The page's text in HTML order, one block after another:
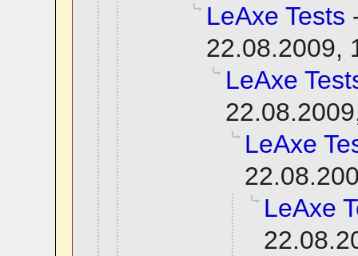
LeAxe Tests
22.08.2009,
LeAxe
LeAxe
LeAxe